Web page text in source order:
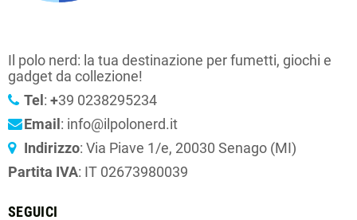
Il polo nerd: la tua destinazione per fumetti, giochi e
gadget da collezione!
Tel : +39 0238295234
Email : info@ilpolonerd.it
Indirizzo: Via Piave 1/e, 20030 Senago (MI)
Partita IVA: IT 02673980039
SEGUICI